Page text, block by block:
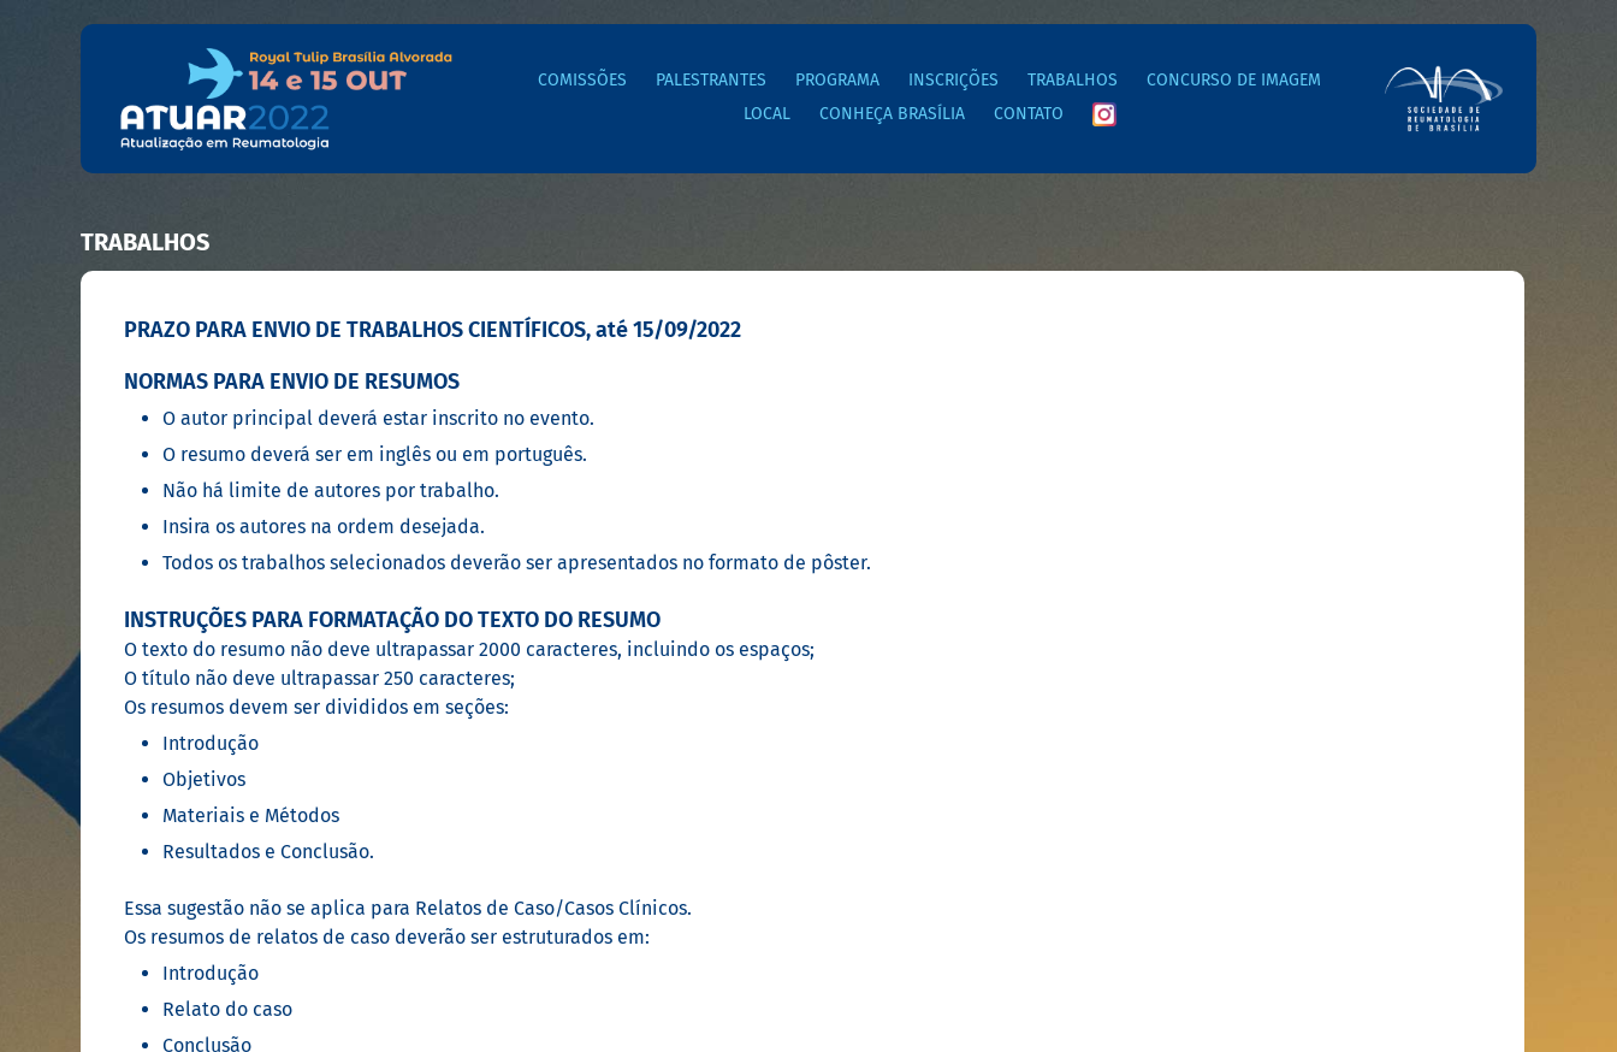
COMISSÕES PALESTRANTES PROGRAMA INSCRIÇÕES TRABALHOS
CONCURSO DE IMAGEM
LOCAL
CONHEÇA BRASÍLIA CONTATO
TRABALHOS
PRAZO PARA ENVIO DE TRABALHOS CIENTÍFICOS, até 15/09/2022
NORMAS PARA ENVIO DE RESUMOS
O autor principal deverá estar inscrito no evento.
O resumo deverá ser em inglês ou em português.
Não há limite de autores por trabalho.
Insira os autores na ordem desejada.
Todos os trabalhos selecionados deverão ser apresentados no formato de pôster.
INSTRUÇÕES PARA FORMATAÇÃO DO TEXTO DO RESUMO
O texto do resumo não deve ultrapassar 2000 caracteres, incluindo os espaços;
O título não deve ultrapassar 250 caracteres;
Os resumos devem ser divididos em seções:
Introdução
Objetivos
Materiais e Métodos
Resultados e Conclusão.
Essa sugestão não se aplica para Relatos de Caso/Casos Clínicos.
Os resumos de relatos de caso deverão ser estruturados em:
Introdução
Relato do caso
Conclusão